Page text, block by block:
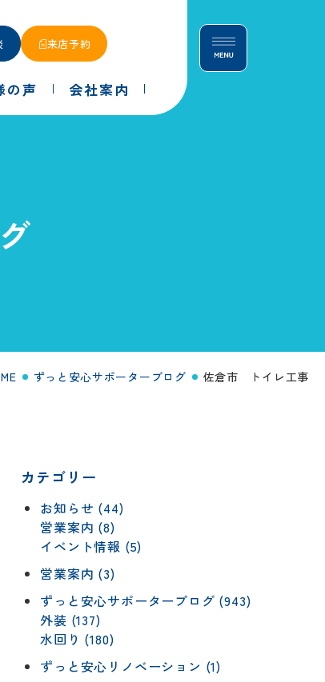
来店予約
の声 会社案内
ずっと安心サポーターブログ 佐倉市 トイレ工事
カテゴリー
お知らせ (44)
営業案内 (8)
イベント情報 (5)
営業案内 (3)
ずっと安心サポーターブログ (943)
外装 (137)
水回り (180)
ずっと安心リノベーション (1)